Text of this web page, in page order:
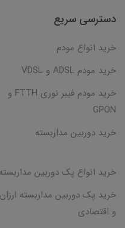
دسترسی سریع
خرید انواع مودم
خرید مودم ADSL و VDSL
خرید مودم فیبر نوری FTTH و
GPON
خرید دوربین مداربسته
خرید انواع پک دوربین مداربسته
خرید پک دوربین مداربسته ارزان
و اقتصادی